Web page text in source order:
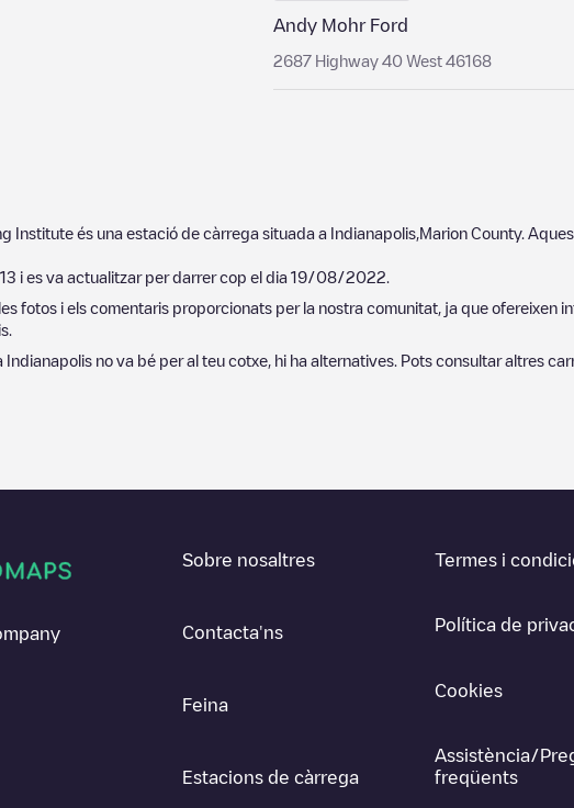
Andy Mohr Ford
2687 Highway 40 West 46168
Institute és una estació de càrrega situada a Indianapolis Marion County.
i es va actualitzar per darrer cop el dia 19/08/2022
fotos i els comentaris proporcionats per la nostra comunitat, ja que
Indianapolis no va bé per al teu cotxe, hi ha alternatives. Pots consultar altres
Sobre nosaltres
Contacta'ns
Feina
Estacions de càrrega
Termes i
Política de
Cookies
Assistència/
freqüents